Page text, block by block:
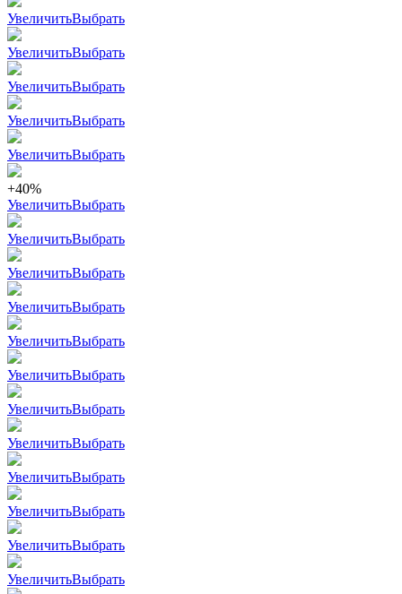
УвеличитьВыбрать
УвеличитьВыбрать
УвеличитьВыбрать
УвеличитьВыбрать
УвеличитьВыбрать
+40%
УвеличитьВыбрать
УвеличитьВыбрать
УвеличитьВыбрать
УвеличитьВыбрать
УвеличитьВыбрать
УвеличитьВыбрать
УвеличитьВыбрать
УвеличитьВыбрать
УвеличитьВыбрать
УвеличитьВыбрать
УвеличитьВыбрать
УвеличитьВыбрать